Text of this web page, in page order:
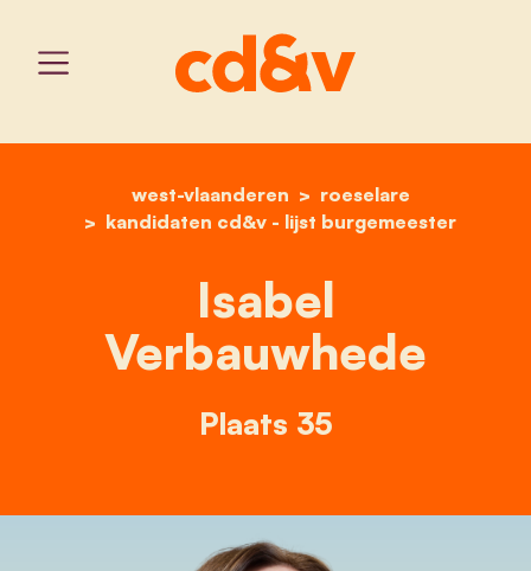
home
west-vlaanderen
roeselare
kandidaten cd&v - lijst burgemeester
isabel verbauwhede
Isabel
Verbauwhede
Plaats 35